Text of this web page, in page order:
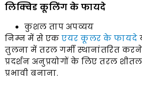
लिक्विड कूलिंग के फायदे
कुशल ताप अपव्यय
निम्न में से एक एयर कूलर के फायदे
तुलना में तरल गर्मी स्थानांतरित
प्रदर्शन अनुप्रयोगों के लिए तरल
प्रभावी बनाना.